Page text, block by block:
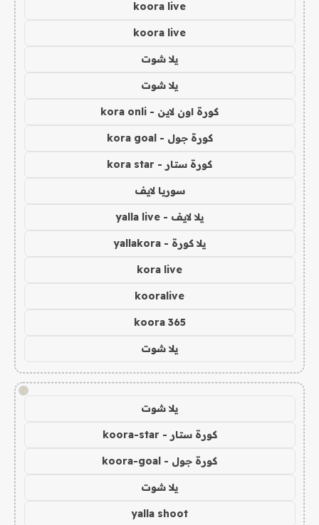
koora live
koora live
يلا شوت
يلا شوت
كورة اون لاين - kora onli
كورة جول - kora goal
كورة ستار - kora star
سوريا لايف
يلا لايف - yalla live
يلا كورة - yallakora
kora live
kooralive
koora 365
يلا شوت
!
يلا شوت
كورة ستار - koora-star
كورة جول - koora-goal
يلا شوت
yalla shoot